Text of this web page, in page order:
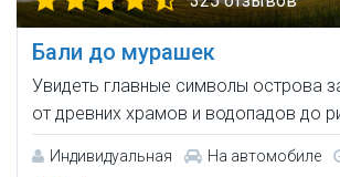
Бали до мурашек
Увидеть главные символы острова
от древних храмов и водопадов до
Индивидуальная На автомобиле